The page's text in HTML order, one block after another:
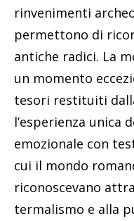
rinvenimenti
permettono di
antiche radici. La
un momento
tesori restituiti
l’esperienza unica
emozionale con
cui il mondo
riconoscevano
termalismo e alla